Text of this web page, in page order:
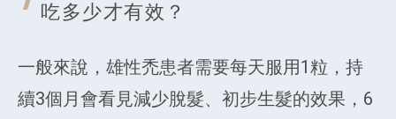
吃多少才有效？
一般來說，雄性禿患者需要每天服用1粒，持
續3個月會看見減少脫髮、初步生髮的效果，6